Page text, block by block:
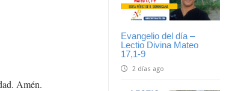
Evangelio del día –
Lectio Divina Mateo
17,1-9
2 días ago
Amén.